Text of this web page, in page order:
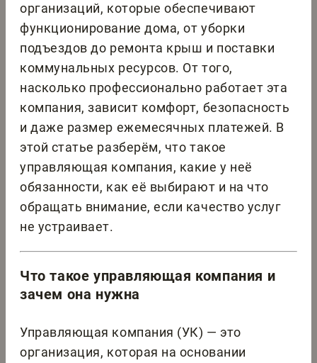
организаций, которые обеспечивают
функционирование дома, от уборки
подъездов до ремонта крыш и поставки
коммунальных ресурсов. От того,
насколько профессионально работает эта
компания, зависит комфорт, безопасность
и даже размер ежемесячных платежей. В
этой статье разберём, что такое
управляющая компания, какие у неё
обязанности, как её выбирают и на что
обращать внимание, если качество услуг
не устраивает.
Что такое управляющая компания и
зачем она нужна
Управляющая компания (УК) — это
организация, которая на основании